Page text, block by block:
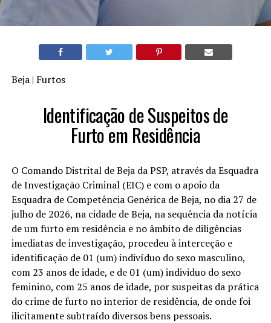
Beja | Furtos
Identificação de Suspeitos de
Furto em Residência
O Comando Distrital de Beja da PSP, através da Esquadra
de Investigação Criminal (EIC) e com o apoio da
Esquadra de Competência Genérica de Beja, no dia 27 de
julho de 2026, na cidade de Beja, na sequência da notícia
de um furto em residência e no âmbito de diligências
imediatas de investigação, procedeu à interceção e
identificação de 01 (um) indivíduo do sexo masculino,
com 23 anos de idade, e de 01 (um) individuo do sexo
feminino, com 25 anos de idade, por suspeitas da prática
do crime de furto no interior de residência, de onde foi
ilicitamente subtraído diversos bens pessoais.